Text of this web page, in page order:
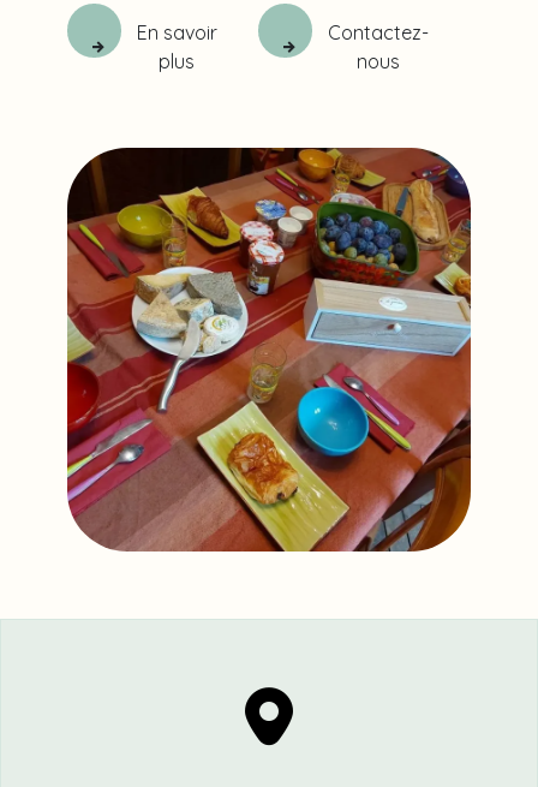
En savoir
plus
Contactez-
nous